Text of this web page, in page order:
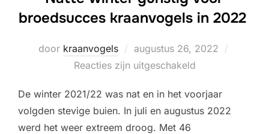
broedsucces kraanvogels in 2022
door kraanvogels
Geplaatst
op
augustus 26, 2022
Reacties zijn uitgeschakeld
De winter 2021/22 was nat en in het voorjaar
volgden stevige buien. In juli en augustus 2022
werd het weer extreem droog. Met 46